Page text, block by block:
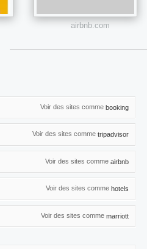
airbnb.com
Voir des sites comme booking
Voir des sites comme tripadvisor
Voir des sites comme airbnb
Voir des sites comme hotels
Voir des sites comme marriott